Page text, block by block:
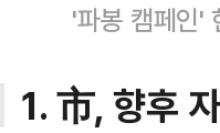
'파봉 캠페인'
1. 市, 향후